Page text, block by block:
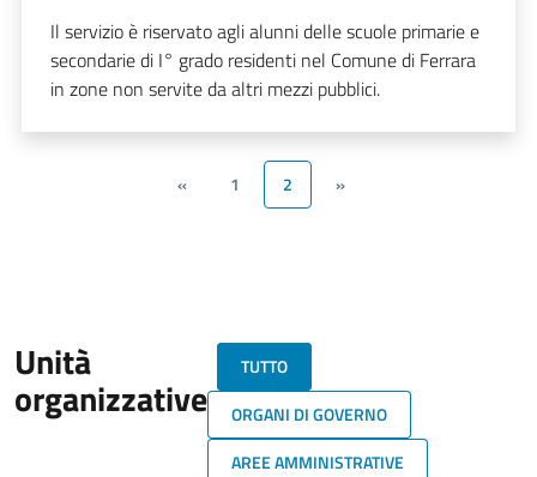
Il servizio è riservato agli alunni delle scuole primarie e
secondarie di I° grado residenti nel Comune di Ferrara
in zone non servite da altri mezzi pubblici.
« 1 2 »
Unità
organizzative
TUTTO
ORGANI DI GOVERNO
AREE AMMINISTRATIVE